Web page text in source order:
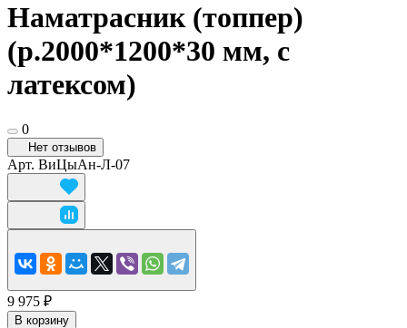
Наматрасник (топпер)
(р.2000*1200*30 мм, с
латексом)
0
Нет отзывов
Арт. ВиЦыАн-Л-07
9 975 ₽
В корзину